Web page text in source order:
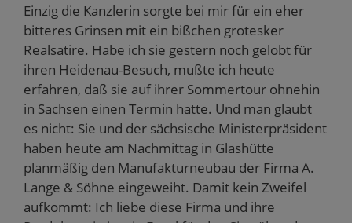
Einzig die Kanzlerin sorgte bei mir für ein eher
bitteres Grinsen mit ein bißchen grotesker
Realsatire. Habe ich sie gestern noch gelobt für
ihren Heidenau-Besuch, mußte ich heute
erfahren, daß sie auf ihrer Sommertour ohnehin
in Sachsen einen Termin hatte. Und man glaubt
es nicht: Sie und der sächsische Ministerpräsident
haben heute am Nachmittag in Glashütte
planmäßig den Manufakturneubau der Firma A.
Lange & Söhne eingeweiht. Damit kein Zweifel
aufkommt: Ich liebe diese Firma und ihre